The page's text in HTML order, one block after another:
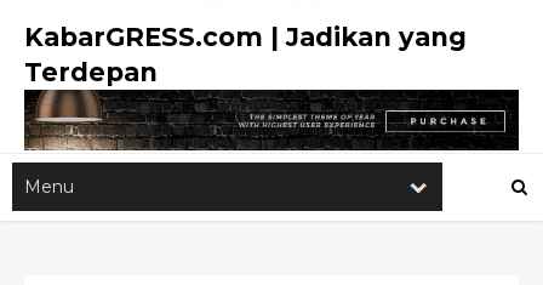
KabarGRESS.com | Jadikan yang
Terdepan